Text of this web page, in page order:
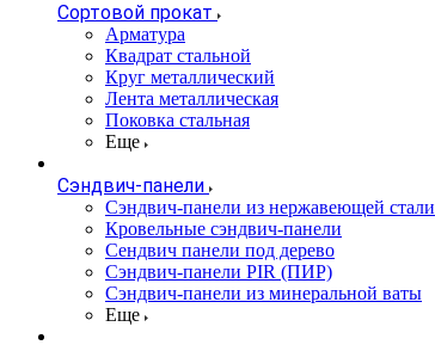
Сортовой прокат
Арматура
Квадрат стальной
Круг металлический
Лента металлическая
Поковка стальная
Еще
Сэндвич-панели
Cэндвич-панели из нержавеющей стали
Кровельные сэндвич-панели
Сендвич панели под дерево
Сэндвич-панели PIR (ПИР)
Сэндвич-панели из минеральной ваты
Еще